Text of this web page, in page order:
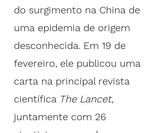
do surgimento na China de
uma epidemia de origem
desconhecida. Em 19 de
fevereiro, ele publicou uma
carta na principal revista
científica The Lancet,
juntamente com 26